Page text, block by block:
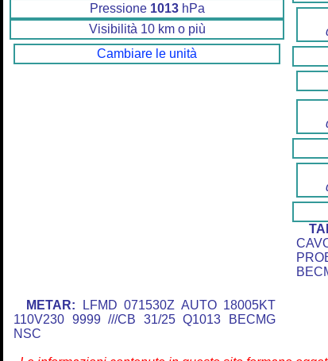
Pressione 1013hPa
Visibilità 10 km o più
Cambiare le unità
METAR: LFMD 071530Z AUTO 18005KT
110V230 9999 ///CB 31/25 Q1013 BECMG
NSC